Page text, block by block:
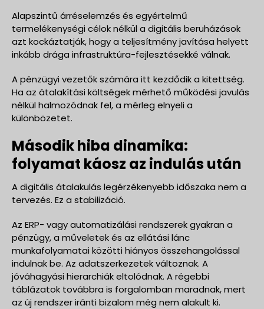
Alapszintű árréselemzés és egyértelmű
termelékenységi célok nélkül a digitális beruházások
azt kockáztatják, hogy a teljesítmény javítása helyett
inkább drága infrastruktúra-fejlesztésekké válnak.
A pénzügyi vezetők számára itt kezdődik a kitettség.
Ha az átalakítási költségek mérhető működési javulás
nélkül halmozódnak fel, a mérleg elnyeli a
különbözetet.
Második hiba dinamika:
folyamat káosz az indulás után
A digitális átalakulás legérzékenyebb időszaka nem a
tervezés. Ez a stabilizáció.
Az ERP- vagy automatizálási rendszerek gyakran a
pénzügy, a műveletek és az ellátási lánc
munkafolyamatai közötti hiányos összehangolással
indulnak be. Az adatszerkezetek változnak. A
jóváhagyási hierarchiák eltolódnak. A régebbi
táblázatok továbbra is forgalomban maradnak, mert
az új rendszer iránti bizalom még nem alakult ki.